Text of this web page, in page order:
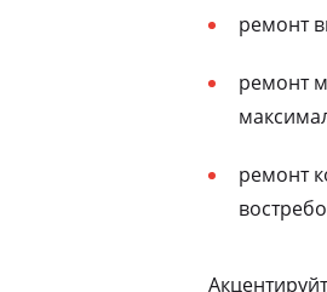
ремонт
ремонт
ремонт